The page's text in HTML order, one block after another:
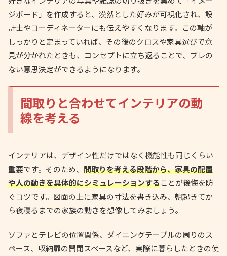
ジボード」を作成すると、漠然とした好みが可視化され、設
計士やコーディネーターにも伝えやすくなります。この軸が
しっかりと定まっていれば、その後のクロスや家具選びで意
見が分かれたときも、コンセプトに立ち返ることで、ブレの
ない意思決定ができるようになります。
間取りと合わせてインテリアの動
線を考える
インテリアは、デザイン性だけではなく機能性も同じくらい
重要です。そのため、 間取りを考える段階から、家具の配置
や人の動きを具体的にシミュレーションすることが後悔を防
ぐコツです。図面の上に家具の寸法を書き込み、朝起きてか
ら夜寝るまでの家族の動きを想像してみましょう。
ソファとテレビの位置関係、ダイニングテーブルの周りのス
ペース、収納扉の開閉スペースなど、実際に暮らしたときの使